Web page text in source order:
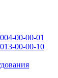
00-00-01
00-00-10